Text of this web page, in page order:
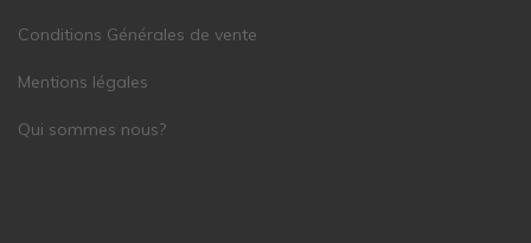
Conditions Générales de vente
Mentions légales
Qui sommes nous?